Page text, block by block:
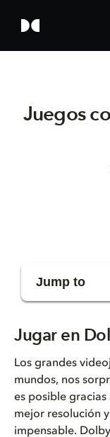
Juegos
Jump to
Mejora tu
¿Cómo
Jugar en
Los grandes
mundos, nos
es posible
mejor resolución
impensable.